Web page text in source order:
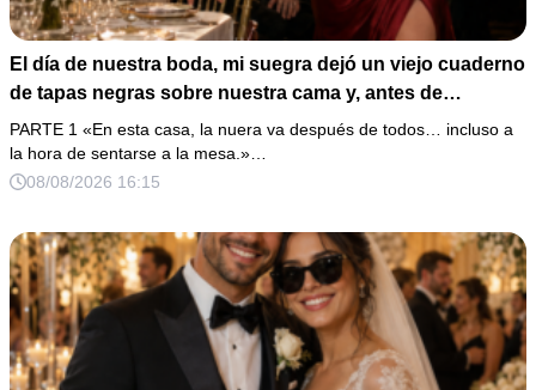
El día de nuestra boda, mi suegra dejó un viejo cuaderno
de tapas negras sobre nuestra cama y, antes de
marcharse, dijo: «En esta familia todos deben cumplir
una misma regla…».
PARTE 1 «En esta casa, la nuera va después de todos… incluso a
la hora de sentarse a la mesa.»…
08/08/2026 16:15